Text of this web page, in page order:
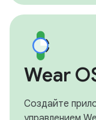
Wear
Создайте